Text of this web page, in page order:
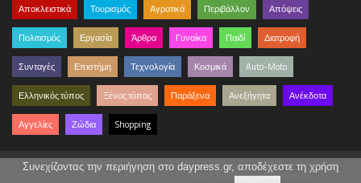
Αποκλειστικά Τουρισμός Αγροτικά Περιβάλλον Απόψεις
Πολιτισμός Εργασία Άρθρα Γυναίκα Παιδί Διατροφή
Συνταγές Επιστήμη Τεχνολογία Κοσμικά Auto-Moto
Ελληνικός τύπος Ξένος τύπος Παράξενα Ανεξήγητα Ανέκδοτα
Αγγελίες Ζώδια Shopping
© daypress. All rights reserved.Όροι Χρήσης Επικοινωνία
Συνεχίζοντας την περιήγηση στο daypress.gr, αποδέχεστε τη χρήση